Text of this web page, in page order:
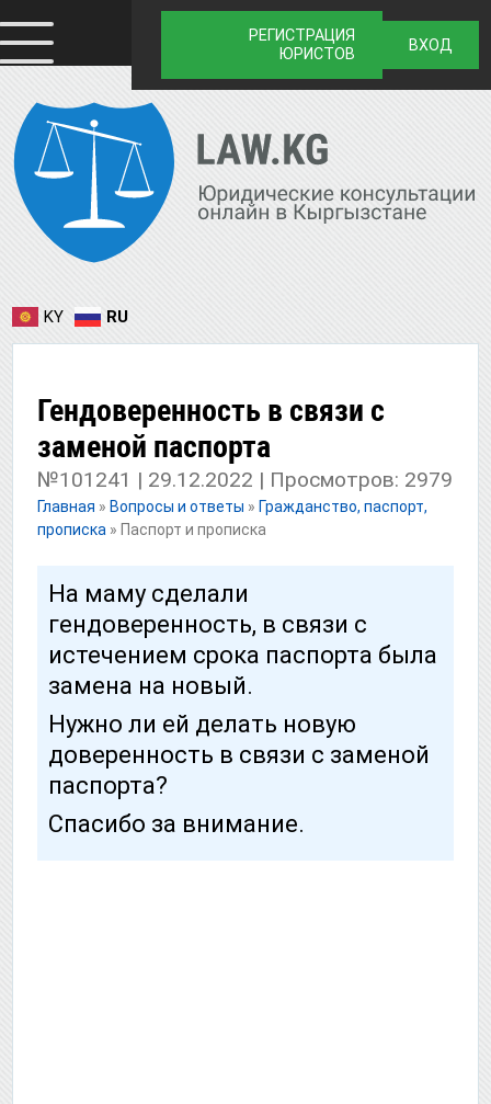
РЕГИСТРАЦИЯ
ЮРИСТОВ
ВХОД
KY RU
Гендоверенность в связи с
заменой паспорта
№101241 | 29.12.2022 | Просмотров: 2979
Главная » Вопросы и ответы » Гражданство, паспорт,
прописка » Паспорт и прописка
На маму сделали
гендоверенность, в связи с
истечением срока паспорта была
замена на новый.
Нужно ли ей делать новую
доверенность в связи с заменой
паспорта?
Спасибо за внимание.